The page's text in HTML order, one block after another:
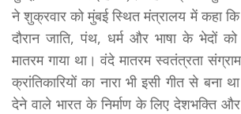
ने शुक्रवार को मुंबई स्थित मंत्रालय में कहा
दौरान जाति, पंथ, धर्म और भाषा के भेदों
मातरम गाया था। वंदे मातरम स्वतंत्रता
क्रांतिकारियों का नारा भी इसी गीत से बना
देने वाले भारत के निर्माण के लिए देशभक्ति